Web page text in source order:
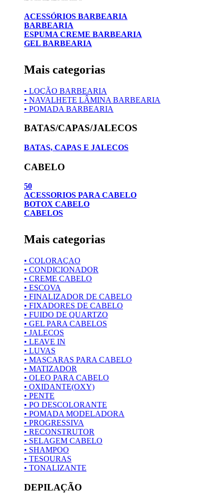
ACESSÓRIOS BARBEARIA
BARBEARIA
ESPUMA CREME BARBEARIA
GEL BARBEARIA
Mais categorias
• LOÇÃO BARBEARIA
• NAVALHETE LÂMINA BARBEARIA
• POMADA BARBEARIA
BATAS/CAPAS/JALECOS
BATAS, CAPAS E JALECOS
CABELO
50
ACESSORIOS PARA CABELO
BOTOX CABELO
CABELOS
Mais categorias
• COLORAÇAO
• CONDICIONADOR
• CREME CABELO
• ESCOVA
• FINALIZADOR DE CABELO
• FIXADORES DE CABELO
• FUIDO DE QUARTZO
• GEL PARA CABELOS
• JALECOS
• LEAVE IN
• LUVAS
• MASCARAS PARA CABELO
• MATIZADOR
• OLEO PARA CABELO
• OXIDANTE(OXY)
• PENTE
• PO DESCOLORANTE
• POMADA MODELADORA
• PROGRESSIVA
• RECONSTRUTOR
• SELAGEM CABELO
• SHAMPOO
• TESOURAS
• TONALIZANTE
DEPILAÇÃO